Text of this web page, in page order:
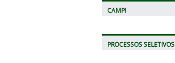
CAMPI
PROCESSOS SELETIVOS